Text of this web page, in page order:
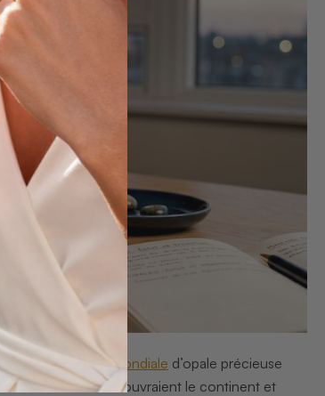
de la production mondiale d’opale précieuse
intérieures recouvraient le continent et